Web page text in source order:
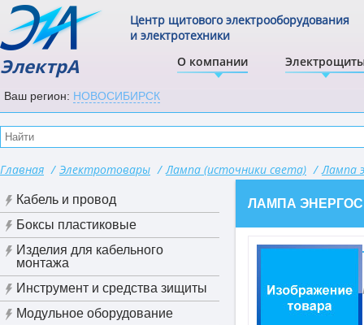
ЭлектрА О компании
Центр щитового электрооборудования
и электротехники
Ваш регион: НОВОСИБИРСК
Главная / Электротовары / Лампа (источники света) / Лампа
Кабель и провод
Боксы пластиковые
Изделия для кабельного
монтажа
Инструмент и средства зищиты
Модульное оборудование
ЛАМПА